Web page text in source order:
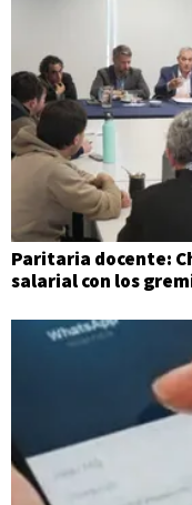
Paritaria docente:
salarial con los